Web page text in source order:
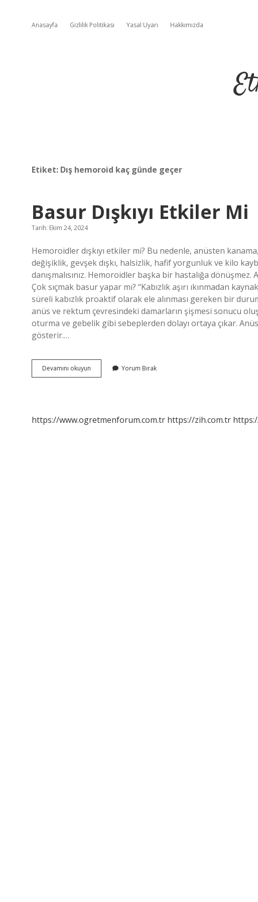
Anasayfa Gizlilik Politikası Yasal Uyarı Hakkımızda
Etiket: Dış hemoroid kaç günde geçer
Basur Dışkıyı Etkiler Mi
Tarih: Ekim 24, 2024
Hemoroidler dışkıyı etkiler mi? Bu nedenle, anüsten
değişiklik, gevşek dışkı, halsizlik, hafif yorgunluk ve kilo
danışmalısınız. Hemoroidler başka bir hastalığa
Çok sıçmak basur yapar mı? “Kabızlık aşırı ıkınmadan
süreli kabızlık proaktif olarak ele alınması gereken bir
anüs ve rektum çevresindeki damarların şişmesi sonucu
oturma ve gebelik gibi sebeplerden dolayı ortaya çıkar.
gösterir.…
Devamını okuyun
Dışkıyı
Yorum Bırak
https://www.ogretmenforum.com.tr https://zih.com.tr